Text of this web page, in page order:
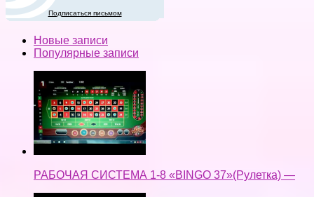
Подписаться письмом
Новые записи
Популярные записи
РАБОЧАЯ СИСТЕМА 1-8 «BINGO 37»(Рулетка) —